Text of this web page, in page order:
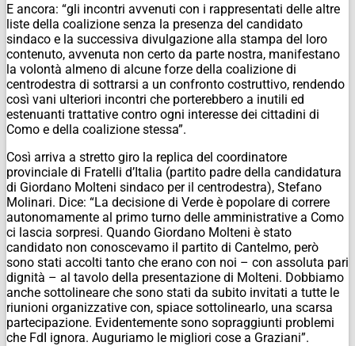
E ancora: “gli incontri avvenuti con i rappresentati delle altre
liste della coalizione senza la presenza del candidato
sindaco e la successiva divulgazione alla stampa del loro
contenuto, avvenuta non certo da parte nostra, manifestano
la volontà almeno di alcune forze della coalizione di
centrodestra di sottrarsi a un confronto costruttivo, rendendo
così vani ulteriori incontri che porterebbero a inutili ed
estenuanti trattative contro ogni interesse dei cittadini di
Como e della coalizione stessa”.
Così arriva a stretto giro la replica del coordinatore
provinciale di Fratelli d’Italia (partito padre della candidatura
di Giordano Molteni sindaco per il centrodestra), Stefano
Molinari. Dice: “La decisione di Verde è popolare di correre
autonomamente al primo turno delle amministrative a Como
ci lascia sorpresi. Quando Giordano Molteni è stato
candidato non conoscevamo il partito di Cantelmo, però
sono stati accolti tanto che erano con noi – con assoluta pari
dignità – al tavolo della presentazione di Molteni. Dobbiamo
anche sottolineare che sono stati da subito invitati a tutte le
riunioni organizzative con, spiace sottolinearlo, una scarsa
partecipazione. Evidentemente sono sopraggiunti problemi
che FdI ignora. Auguriamo le migliori cose a Graziani”.